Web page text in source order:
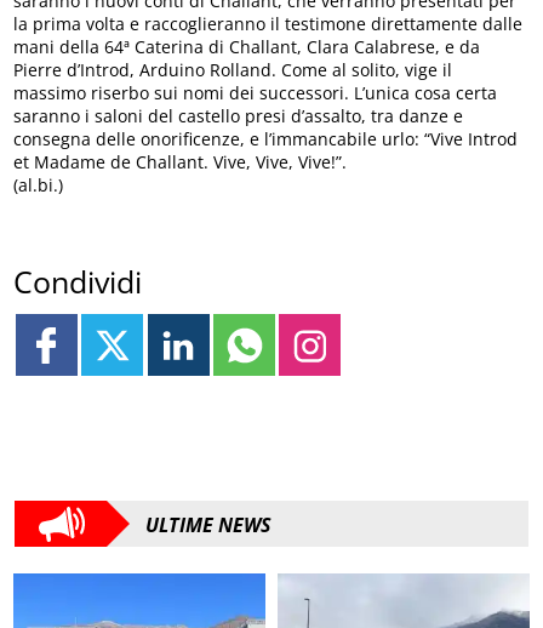
la prima volta e raccoglieranno il testimone direttamente dalle
mani della 64ª Caterina di Challant, Clara Calabrese, e da
Pierre d’Introd, Arduino Rolland. Come al solito, vige il
massimo riserbo sui nomi dei successori. L’unica cosa certa
saranno i saloni del castello presi d’assalto, tra danze e
consegna delle onorificenze, e l’immancabile urlo: “Vive Introd
et Madame de Challant. Vive, Vive, Vive!”.
(al.bi.)
Condividi
ULTIME NEWS